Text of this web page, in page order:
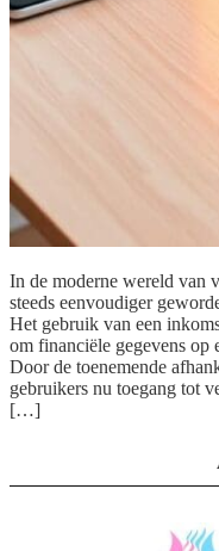
In de moderne wereld van
steeds eenvoudiger
Het gebruik van een
om financiële gegevens op
Door de toenemende
gebruikers nu toegang tot
[…]